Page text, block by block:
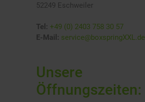
52249 Eschweiler
Tel: +49 (0) 2403 758 30 57
E-Mail: service@boxspringXXL.de
Unsere
Öffnungszeiten: